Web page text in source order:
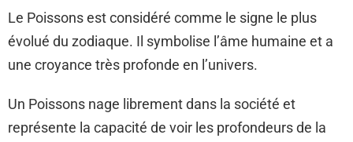
Le Poissons est considéré comme le signe le plus
évolué du zodiaque. Il symbolise l’âme humaine et a
une croyance très profonde en l’univers.
Un Poissons nage librement dans la société et
représente la capacité de voir les profondeurs de la